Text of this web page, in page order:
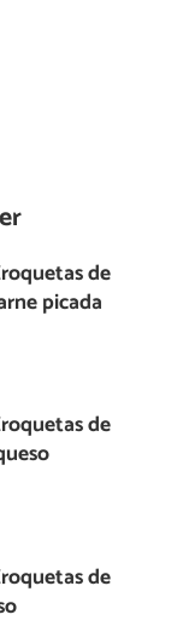
de
picada
de
de